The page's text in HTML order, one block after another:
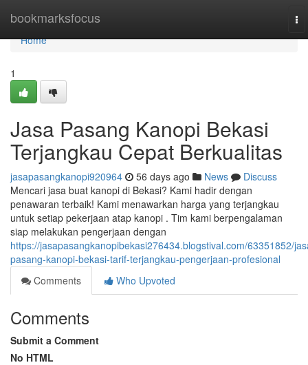
bookmarksfocus
Home
Home
1
Jasa Pasang Kanopi Bekasi
Terjangkau Cepat Berkualitas
jasapasangkanopi920964 56 days ago News
Discuss
Mencari jasa buat kanopi di Bekasi? Kami hadir dengan
penawaran terbaik! Kami menawarkan harga yang terjangkau
untuk setiap pekerjaan atap kanopi . Tim kami berpengalaman
siap melakukan pengerjaan dengan
https://jasapasangkanopibekasi276434.blogstival.com/63351852/
pasang-kanopi-bekasi-tarif-terjangkau-pengerjaan-profesional
Comments
Who Upvoted
Comments
Submit a Comment
No HTML